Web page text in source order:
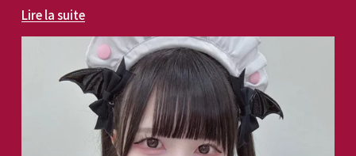
Lire la suite